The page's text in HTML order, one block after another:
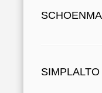
SIMPLALTO